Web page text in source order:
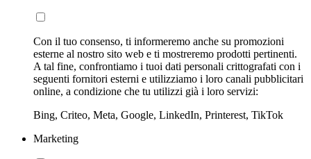
Con il tuo consenso, ti informeremo anche su promozioni
esterne al nostro sito web e ti mostreremo prodotti pertinenti.
A tal fine, confrontiamo i tuoi dati personali crittografati con i
seguenti fornitori esterni e utilizziamo i loro canali pubblicitari
online, a condizione che tu utilizzi già i loro servizi:
Bing, Criteo, Meta, Google, LinkedIn, Printerest, TikTok
Marketing